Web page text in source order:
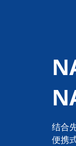
结合
便携